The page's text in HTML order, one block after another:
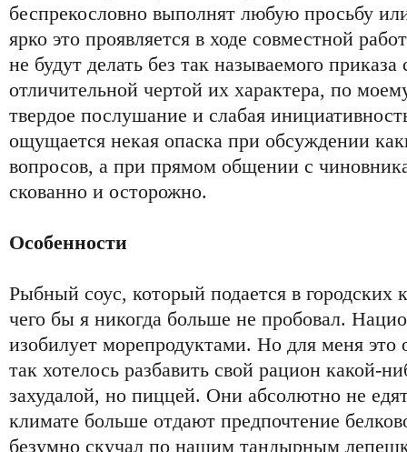
беспрекословно выполнят любую просьбу
ярко это проявляется в ходе совместной
не будут делать без так называемого
отличительной чертой их характера, по
твердое послушание и слабая
ощущается некая опаска при обсуждении
вопросов, а при прямом общении с
скованно и осторожно.
Особенности
Рыбный соус, который подается в городских
чего бы я никогда больше не пробовал.
изобилует морепродуктами. Но для меня это
так хотелось разбавить свой рацион какой-
захудалой, но пиццей. Они абсолютно не
климате больше отдают предпочтение
безумно скучал по нашим тандырным